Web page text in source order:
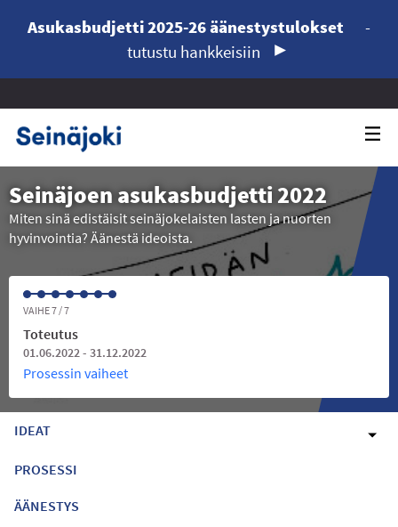
Asukasbudjetti 2025-26 äänestystulokset
-
tutustu hankkeisiin
Seinäjoen asukasbudjetti 2022
Miten sinä edistäisit seinäjokelaisten lasten ja nuorten
hyvinvointia? Äänestä ideoista.
VAIHE 7 / 7
Toteutus
01.06.2022 - 31.12.2022
Prosessin vaiheet
IDEAT
PROSESSI
ÄÄNESTYS